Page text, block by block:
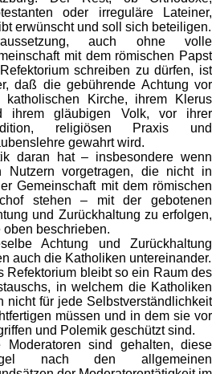
oder irreguläre Lateiner,
erwünscht und soll sich beteiligen.
auch ohne volle
mit dem römischen Papst
schreiben zu dürfen, ist
daß die gebührende Achtung vor
katholischen Kirche, ihrem Klerus
ihrem gläubigen Volk, vor ihrer
religiösen Praxis und
gewahrt wird.
daran hat – insbesondere wenn
Nutzern vorgetragen, die nicht in
Gemeinschaft mit dem römischen
stehen – mit der gebotenen
und Zurückhaltung zu erfolgen,
oben beschrieben.
Achtung und Zurückhaltung
auch die Katholiken untereinander.
Refektorium bleibt so ein Raum des
in welchem die Katholiken
nicht für jede Selbstverständlichkeit
müssen und in dem sie vor
und Polemik geschützt sind.
Moderatoren sind gehalten, diese
nach den allgemeinen